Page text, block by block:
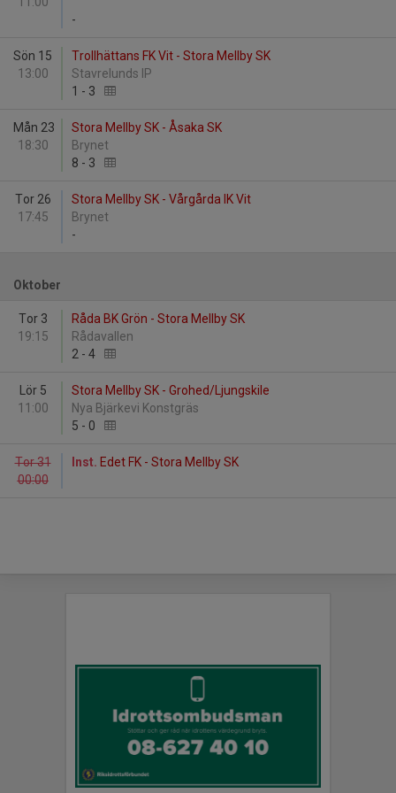
-
Sön 15
13:00
Trollhättans FK Vit - Stora Mellby SK
Stavrelunds IP
1 - 3
Mån 23
18:30
Stora Mellby SK - Åsaka SK
Brynet
8 - 3
Tor 26
17:45
Stora Mellby SK - Vårgårda IK Vit
Brynet
-
Oktober
Tor 3
19:15
Råda BK Grön - Stora Mellby SK
Rådavallen
2 - 4
Lör 5
11:00
Stora Mellby SK - Grohed/Ljungskile
Nya Bjärkevi Konstgräs
5 - 0
Tor 31
00:00
Inst. Edet FK - Stora Mellby SK